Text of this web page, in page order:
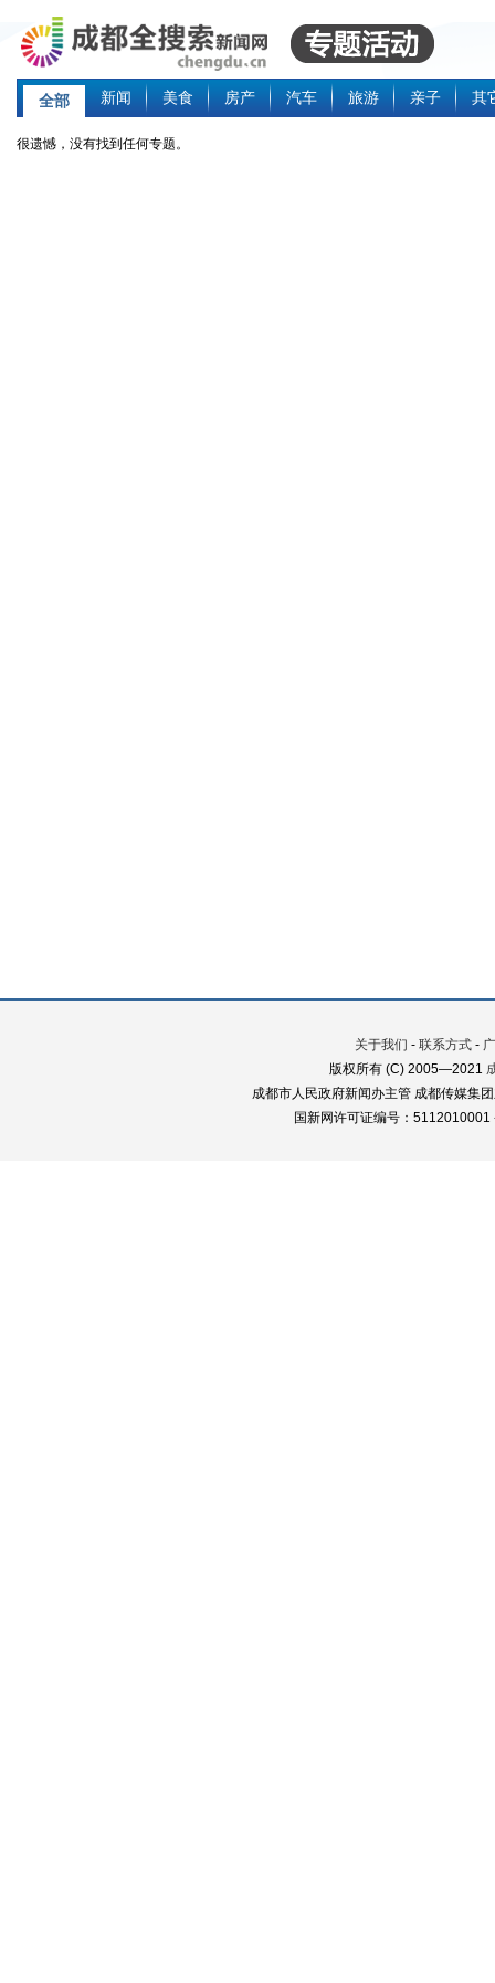
全部 新闻 美食 房产 汽车 旅游 亲子 其
很遗憾，没有找到任何专题。
关于我们 - 联系方式 -
版权所有 (C) 2005—2021
成都市人民政府新闻办主管 成都传媒集
国新网许可证编号：